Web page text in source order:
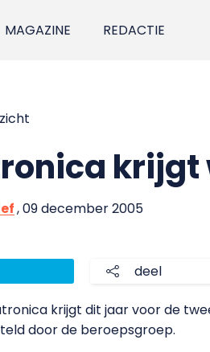
MAGAZINE REDACTIE
krijgt
, 09 december 2005
deel
krijgt dit jaar voor de
door de beroepsgroep.